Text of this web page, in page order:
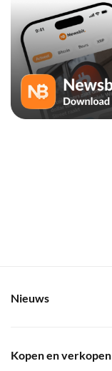
Nieuws
Kopen en verkopen